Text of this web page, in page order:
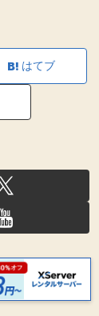
はてブ